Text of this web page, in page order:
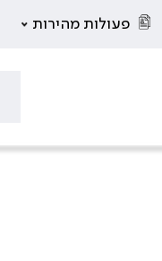
פעולות מהירות